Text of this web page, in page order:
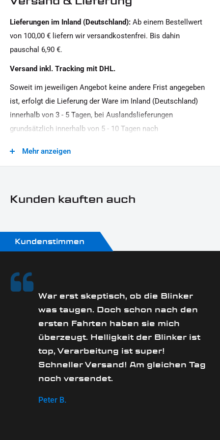
Generation:
Milwaukee-Eight
Glas:
Aluminium
1 Paar
Oberfläche:
Pulverbeschichtet
Produkttyp:
Lieferungen im Inland (Deutschland): Ab einem Bestellwert
von 100,00 € liefern wir versandkostenfrei. Bis dahin
pauschal 6,90 €.
Versand inkl. Tracking mit DHL.
Soweit im jeweiligen Angebot keine andere Frist angegeben
ist, erfolgt die Lieferung der Ware im Inland (Deutschland)
innerhalb von 3 - 5 Tagen, bei Auslandslieferungen
grundsätzlich innerhalb von 5 - 10 Tagen nach
Zeitpunkt Ihrer Zahlungsanweisung).Beachten Sie, dass an
Mehr anzeigen
Kunden kauften auch
Kundenstimmen
War erst skeptisch, ob die Blinker
was taugen. Doch schon nach den
ersten Fahrten haben sie mich
überzeugt. Helligkeit der Blinker ist
top, Verarbeitung ist super!
Schneller Versand! Am gleichen Tag
noch versendet.
Peter B.